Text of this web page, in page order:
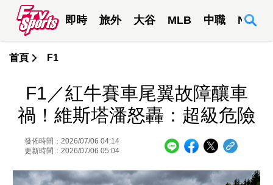
即時 旅外 大谷 MLB 中職 NBA
首頁 F1
F1／紅牛賽車尾翼故障釀車
禍！維斯塔潘怒轟：超級危險
發佈時間：2026/07/06 04:14
更新時間：2026/07/06 05:04